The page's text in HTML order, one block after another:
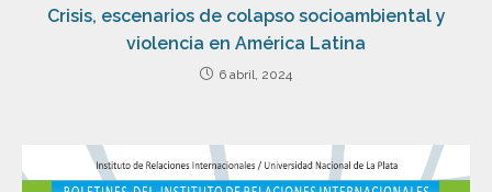
Crisis, escenarios de colapso socioambiental y
violencia en América Latina
6 abril, 2024